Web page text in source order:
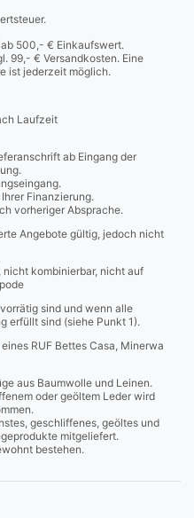
500,- € Einkaufswert.
99,- € Versandkosten. Eine
ist jederzeit möglich.
Laufzeit
ab Eingang der
Finanzierung.
vorheriger Absprache.
Angebote gültig, jedoch nicht
kombinierbar, nicht auf
sind und wenn alle
erfüllt sind (siehe Punkt 1).
RUF Bettes Casa, Minerwa
aus Baumwolle und Leinen.
oder geöltem Leder wird
geschliffenes, geöltes und
mitgeliefert.
bestehen.